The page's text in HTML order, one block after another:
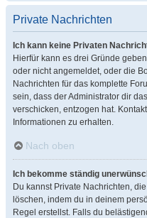
Private Nachrichten
Ich kann keine Privaten
Hierfür kann es drei Gründe
oder nicht angemeldet, oder die
Nachrichten für das komplette
sein, dass der Administrator dir
verschicken, entzogen hat.
Informationen zu erhalten.
Nach oben
Ich bekomme ständig
Du kannst Private Nachrichten,
löschen, indem du in deinem
Regel erstellst. Falls du